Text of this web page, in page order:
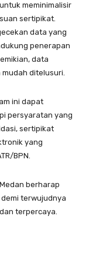
meminimalisir
sertipikat.
data yang
penerapan
data
ditelusuri.
ini dapat
persyaratan yang
sertipikat
yang
BPN.
berharap
terwujudnya
terpercaya.